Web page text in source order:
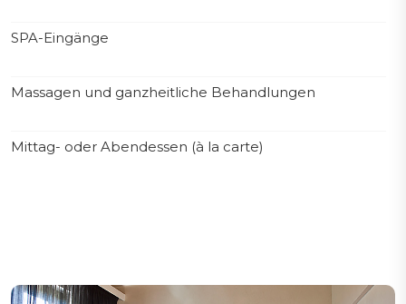
SPA-Eingänge
Massagen und ganzheitliche Behandlungen
Mittag- oder Abendessen (à la carte)